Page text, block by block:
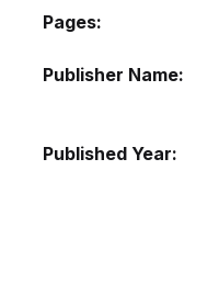
Pages
Publisher Name
Published Year